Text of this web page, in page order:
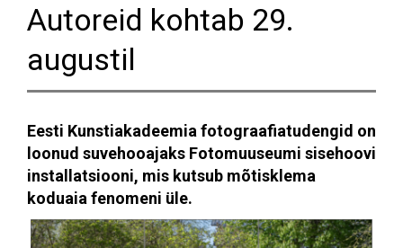
Autoreid kohtab 29.
augustil
Eesti Kunstiakadeemia fotograafiatudengid on
loonud suvehooajaks Fotomuuseumi sisehoovi
installatsiooni, mis kutsub mõtisklema
koduaia fenomeni üle.